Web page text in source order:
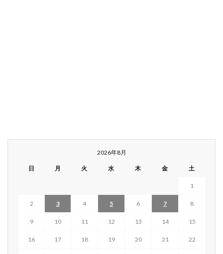
2026年8月
日 月 火 水 木 金 土
1
2 3 4 5 6 7 8
9 10 11 12 13 14 15
16 17 18 19 20 21 22